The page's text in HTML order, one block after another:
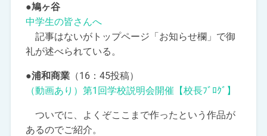
●鳩ヶ谷
中学生の皆さんへ
記事はないがトップページ「お知らせ欄」で御
礼が述べられている。
●浦和商業（16：45投稿）
（動画あり）第1回学校説明会開催【校長ﾌﾞﾛｸﾞ】
ついでに、よくぞここまで作ったという作品が
あるのでご紹介。